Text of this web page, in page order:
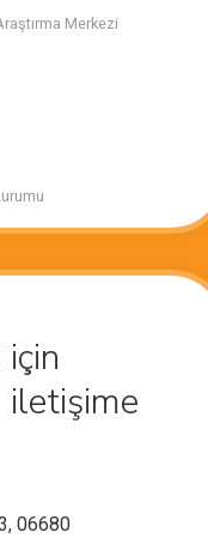
Merkezi
iletişime
06680